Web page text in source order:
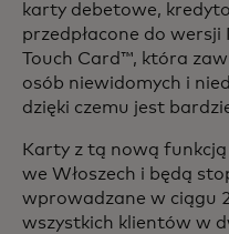
karty debetowe,
przedpłacone do wersji
Touch Card™, która
osób niewidomych i
dzięki czemu jest
Karty z tą nową
we Włoszech i będą
wprowadzane w ciągu
wszystkich klientów w